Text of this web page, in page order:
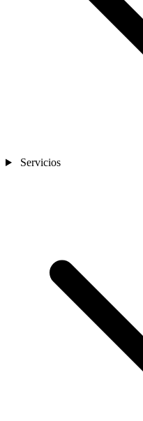
Servicios